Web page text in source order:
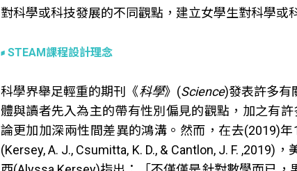
對科學或科技發展的不同觀點，建立女學生對科學或
STEAM課程設計理念
科學界舉足輕重的期刊《科學》(Science)發表許多有
體與讀者先入為主的帶有性別偏見的觀點，加之有
論更加加深兩性間差異的鴻溝。然而，在去(2019)年
(Kersey, A. J., Csumitta, K. D., & Cantlon, J. F.